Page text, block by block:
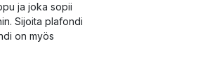
ja joka sopii
Sijoita plafondi
on myös